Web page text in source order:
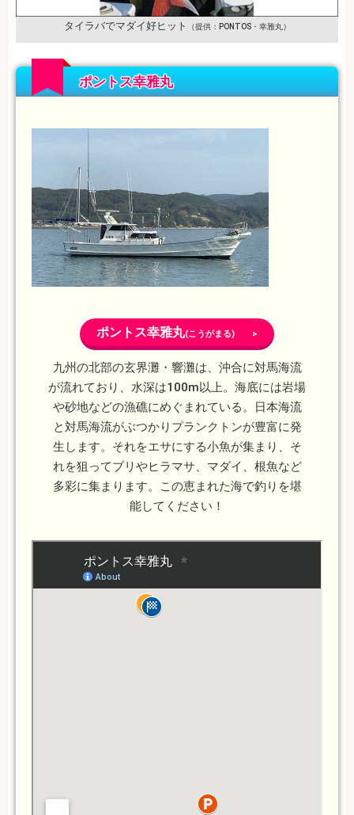
タイラバでマダイ好ヒット （提供：PONTOS・幸雅丸）
ポントス幸雅丸
ポントス幸雅丸(こうがまる) >
九州の北部の玄界灘・響灘は、沖合に対馬海流
が流れており、水深は100m以上。海底には岩場
や砂地などの漁礁にめぐまれている。日本海流
と対馬海流がぶつかりプランクトンが豊富に発
生します。それをエサにする小魚が集まり、そ
れを狙ってブリやヒラマサ、マダイ、根魚など
多彩に集まります。この恵まれた海で釣りを堪
能してください！